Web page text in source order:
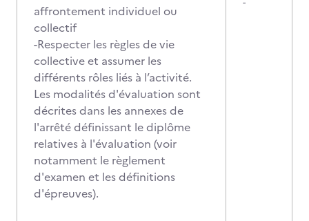
affrontement individuel ou
collectif
-Respecter les règles de vie
collective et assumer les
différents rôles liés à l’activité.
Les modalités d'évaluation sont
décrites dans les annexes de
l'arrêté définissant le diplôme
relatives à l'évaluation (voir
notamment le règlement
d'examen et les définitions
d'épreuves).